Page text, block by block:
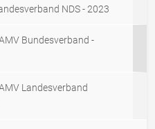
NDS - 2023
Bundesverband -
Landesverband